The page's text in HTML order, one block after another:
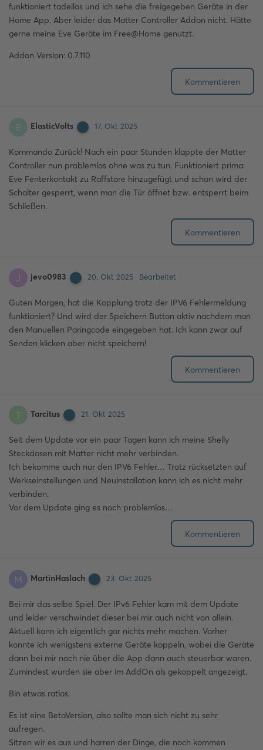
funktioniert tadellos und ich sehe die freigegeben Geräte in der
Home App. Aber leider das Matter Controller Addon nicht. Hätte
gerne meine Eve Geräte im Free@Home genutzt.
Addon Version: 0.7.110
Kommentieren
E ElasticVolts 17. Okt 2025
Kommando Zurück! Nach ein paar Stunden klappte der Matter
Controller nun problemlos ohne was zu tun. Funktioniert prima:
Eve Fenterkontakt zu Raffstore hinzugefügt und schon wird der
Schalter gesperrt, wenn man die Tür öffnet bzw. entsperrt beim
Schließen.
Kommentieren
J jevo0983 20. Okt 2025 Bearbeitet
Guten Morgen, hat die Kopplung trotz der IPV6 Fehlermeldung
funktioniert? Und wird der Speichern Button aktiv nachdem man
den Manuellen Paringcode eingegeben hat. Ich kann zwar auf
Senden klicken aber nicht speichern!
Kommentieren
T Tarcitus 21. Okt 2025
Seit dem Update vor ein paar Tagen kann ich meine Shelly
Steckdosen mit Matter nicht mehr verbinden.
Ich bekomme auch nur den IPV6 Fehler… Trotz rücksetzten auf
Werkseinstellungen und Neuinstallation kann ich es nicht mehr
verbinden.
Vor dem Update ging es noch problemlos…
Kommentieren
M MartinHaslach 23. Okt 2025
Bei mir das selbe Spiel. Der IPv6 Fehler kam mit dem Update
und leider verschwindet dieser bei mir auch nicht von allein.
Aktuell kann ich eigentlich gar nichts mehr machen. Vorher
konnte ich wenigstens externe Geräte koppeln, wobei die Geräte
dann bei mir noch nie über die App dann auch steuerbar waren.
Zumindest wurden sie aber im AddOn als gekoppelt angezeigt.
Bin etwas ratlos.
Es ist eine BetaVersion, also sollte man sich nicht zu sehr
aufregen.
Sitzen wir es aus und harren der Dinge, die noch kommen